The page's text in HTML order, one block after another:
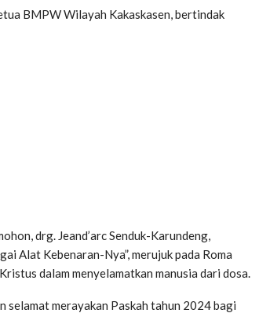
BMPW Wilayah Kakaskasen, bertindak
drg. Jeand’arc Senduk-Karundeng,
Alat Kebenaran-Nya”, merujuk pada Roma
dalam menyelamatkan manusia dari dosa.
selamat merayakan Paskah tahun 2024 bagi